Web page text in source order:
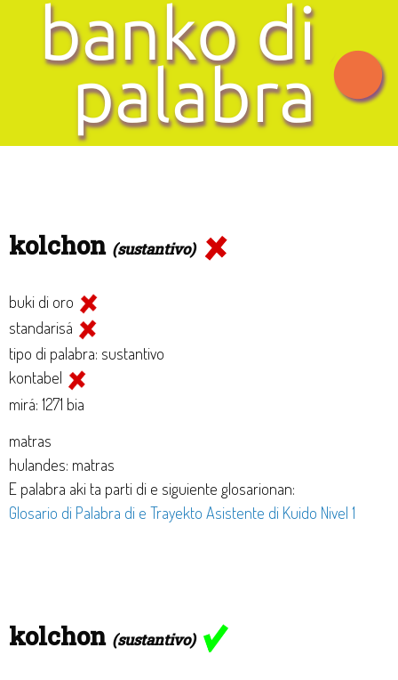
kolchon (sustantivo)
buki di oro
standarisá
tipo di palabra: sustantivo
kontabel
mirá: 1271 bia
matras
hulandes: matras
E palabra aki ta parti di e siguiente glosarionan:
Glosario di Palabra di e Trayekto Asistente di Kuido Nivel 1
kolchon (sustantivo)